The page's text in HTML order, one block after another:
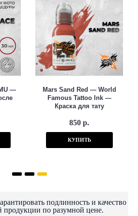
—
Mars Sand Red — World
Famous Tattoo Ink —
Краска для тату
850 р.
КУПИТЬ
подлинность и качество
продукции по разумной цене.